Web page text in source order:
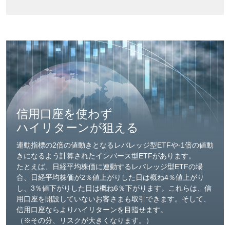
信用口座を使わず
ハイリターンが狙える
連動指標の2倍の値動きとなるレバレッジ型ETFや-1倍の値動
きになるよう計算されたインバース型ETFがあります。
たとえば、日経平均株価に連動するレバレッジ型ETFの場
合、日経平均株価が2％値上がりした日は概ね4％値上がり
し、3％値下がりした日は概ね6％下がります。これらは、信
用口座を開設していないお客さまも取引できます。そして、
信用口座ならよりハイリターンを目指せます。
（※その分、リスクが大きくなります。）